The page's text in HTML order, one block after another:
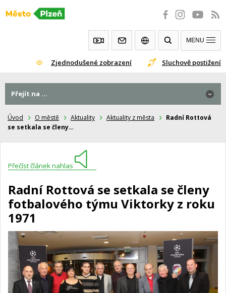
Přeskočit
Zjednodušené zobrazení Sluchově postižení
MENU
Úvod O městě Aktuality Aktuality z města
Radní Rottová
se setkala se členy…
Přečíst článek nahlas
Radní Rottová se setkala se členy
fotbalového týmu Viktorky z roku
1971
Přejít na ...